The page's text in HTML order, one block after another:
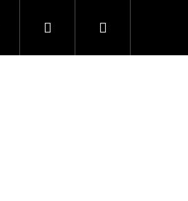
PřihlášeníNákupní